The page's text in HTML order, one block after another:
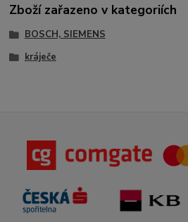
Zboží zařazeno v kategoriích
BOSCH, SIEMENS
kráječe